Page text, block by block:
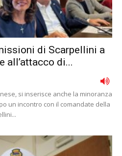
di Scarpellini a
all’attacco di...
si inserisce anche la minoranza
un incontro con il comandate della